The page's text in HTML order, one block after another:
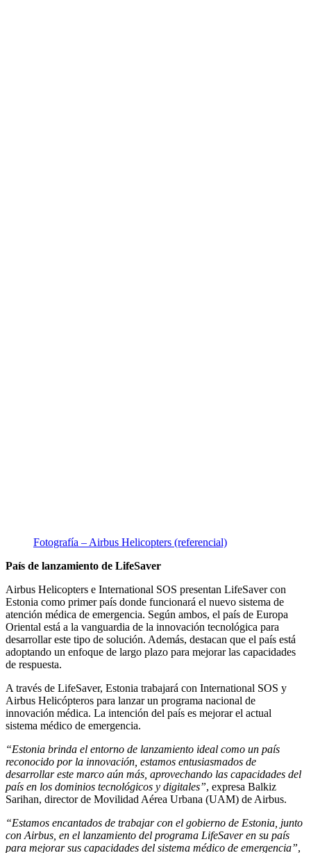
Fotografía – Airbus Helicopters (referencial)
País de lanzamiento de LifeSaver
Airbus Helicopters e International SOS presentan LifeSaver con
Estonia como primer país donde funcionará el nuevo sistema de
atención médica de emergencia. Según ambos, el país de Europa
Oriental está a la vanguardia de la innovación tecnológica para
desarrollar este tipo de solución. Además, destacan que el país está
adoptando un enfoque de largo plazo para mejorar las capacidades
de respuesta.
A través de LifeSaver, Estonia trabajará con International SOS y
Airbus Helicópteros para lanzar un programa nacional de
innovación médica. La intención del país es mejorar el actual
sistema médico de emergencia.
“Estonia brinda el entorno de lanzamiento ideal como un país
reconocido por la innovación, estamos entusiasmados de
desarrollar este marco aún más, aprovechando las capacidades del
país en los dominios tecnológicos y digitales”, expresa Balkiz
Sarihan, director de Movilidad Aérea Urbana (UAM) de Airbus.
“Estamos encantados de trabajar con el gobierno de Estonia, junto
con Airbus, en el lanzamiento del programa LifeSaver en su país
para mejorar sus capacidades del sistema médico de emergencia”,